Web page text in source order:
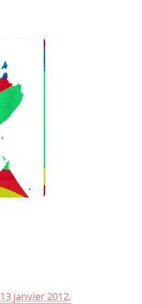
13 janvier 2012,